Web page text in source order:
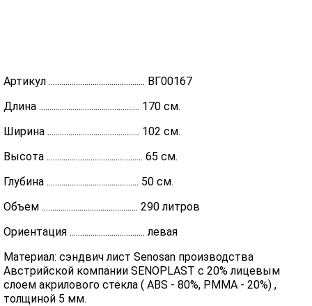
Артикул .............................................. ВГ00167
Длина ................................................ 170 см.
Ширина ............................................ 102 см.
Высота .............................................. 65 см.
Глубина ............................................ 50 см.
Объем .............................................. 290 литров
Ориентация .................................... левая
Материал: сэндвич лист Senosan производства
Австрийской компании SENOPLAST c 20% лицевым
слоем акрилового стекла ( ABS - 80%, PMMA - 20%) ,
толщиной 5 мм.